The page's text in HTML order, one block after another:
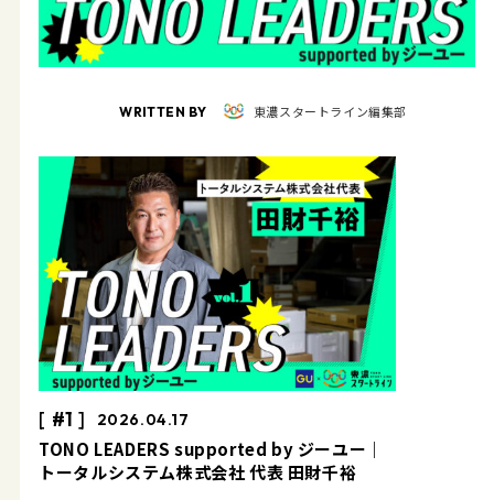
WRITTEN BY 東濃スタートライン編集部
#1 2026.04.17
TONO LEADERS supported by ジーユー｜
トータルシステム株式会社 代表 田財千裕